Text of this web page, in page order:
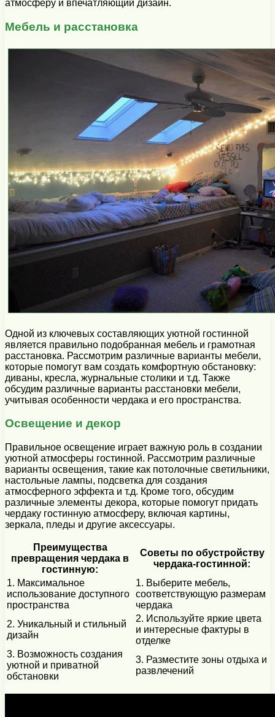
атмосферу и впечатляющий дизайн.
Мебель и расстановка
Одной из ключевых составляющих уютной гостинной
является правильно подобранная мебель и грамотная
расстановка. Рассмотрим различные варианты мебели,
которые помогут вам создать комфортную обстановку:
диваны, кресла, журнальные столики и т.д. Также
обсудим различные варианты расстановки мебели,
учитывая особенности чердака и его пространства.
Освещение и декор
Правильное освещение играет важную роль в создании
уютной атмосферы гостинной. Рассмотрим различные
варианты освещения, такие как потолочные светильники,
настольные лампы, подсветка для создания
атмосферного эффекта и т.д. Кроме того, обсудим
различные элементы декора, которые помогут придать
чердаку гостинную атмосферу, включая картины,
зеркала, пледы и другие аксессуары.
Преимущества
превращения чердака в
гостинную:
Советы по обустройству
чердака-гостинной:
1. Максимальное
использование доступного
пространства
1. Выберите мебель,
соответствующую размерам
чердака
2. Уникальный и стильный
дизайн
2. Используйте яркие цвета
и интересные фактуры в
отделке
3. Возможность создания
уютной и приватной
обстановки
3. Разместите зоны отдыха и
развлечений